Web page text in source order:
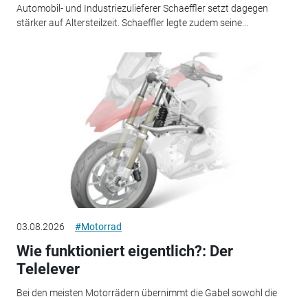
Automobil- und Industriezulieferer Schaeffler setzt dagegen
stärker auf Altersteilzeit. Schaeffler legte zudem seine...
03.08.2026 #Motorrad
Wie funktioniert eigentlich?: Der
Telelever
Bei den meisten Motorrädern übernimmt die Gabel sowohl die